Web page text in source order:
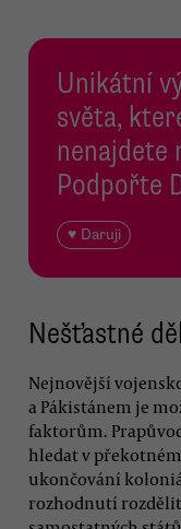
Unikátní
světa,
nenajdete
Podpořte
♥ Daruji
Nešťastné
Nejnovější
a Pákistánem je
faktorům.
hledat v
ukončování
rozhodnutí